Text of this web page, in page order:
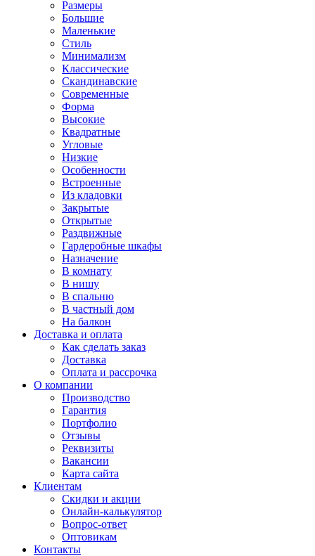
Размеры
Большие
Маленькие
Стиль
Минимализм
Классические
Скандинавские
Современные
Форма
Высокие
Квадратные
Угловые
Низкие
Особенности
Встроенные
Из кладовки
Закрытые
Открытые
Раздвижные
Гардеробные шкафы
Назначение
В комнату
В нишу
В спальню
В частный дом
На балкон
Доставка и оплата
Как сделать заказ
Доставка
Оплата и рассрочка
О компании
Производство
Гарантия
Портфолио
Отзывы
Реквизиты
Вакансии
Карта сайта
Клиентам
Скидки и акции
Онлайн-калькулятор
Вопрос-ответ
Оптовикам
Контакты